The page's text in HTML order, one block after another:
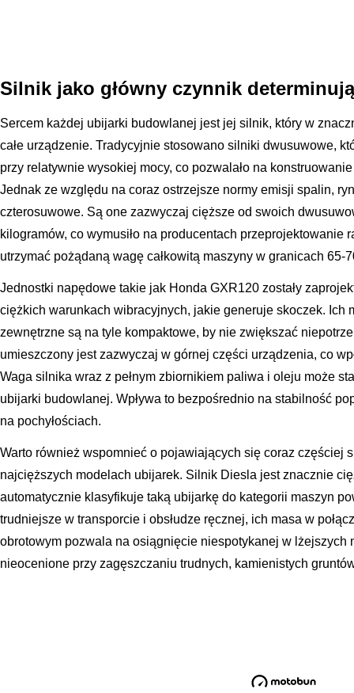
Silnik jako główny czynnik
Sercem każdej ubijarki budowlanej jest jej silnik, który w
całe urządzenie. Tradycyjnie stosowano silniki dwusuwowe,
przy relatywnie wysokiej mocy, co pozwalało na
Jednak ze względu na coraz ostrzejsze normy emisji spalin,
czterosuwowe. Są one zazwyczaj cięższe od swoich
kilogramów, co wymusiło na producentach przeprojektowanie
utrzymać pożądaną wagę całkowitą maszyny w granicach 65-
Jednostki napędowe takie jak Honda GXR120 zostały
ciężkich warunkach wibracyjnych, jakie generuje skoczek. Ich
zewnętrzne są na tyle kompaktowe, by nie zwiększać
umieszczony jest zazwyczaj w górnej części urządzenia, co
Waga silnika wraz z pełnym zbiornikiem paliwa i oleju może
ubijarki budowlanej. Wpływa to bezpośrednio na stabilność
na pochyłościach.
Warto również wspomnieć o pojawiających się coraz częściej
najcięższych modelach ubijarek. Silnik Diesla jest znacznie
automatycznie klasyfikuje taką ubijarkę do kategorii maszyn
trudniejsze w transporcie i obsłudze ręcznej, ich masa w
obrotowym pozwala na osiągnięcie niespotykanej w lżejszych
nieocenione przy zagęszczaniu trudnych, kamienistych